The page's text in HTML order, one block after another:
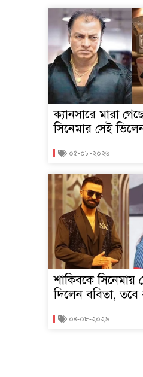
ক্যানসারে মারা
সিনেমার সেই
০৫-০৮-২০২৬
শাকিবকে সিনেমায়
দিলেন ববিতা, তবে
০৪-০৮-২০২৬